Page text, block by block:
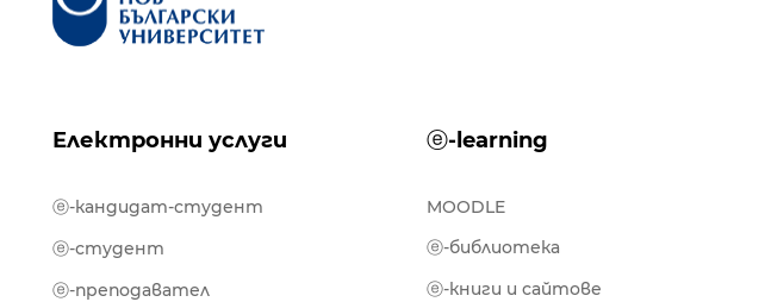
Електронни услуги ⓔ-learning
ⓔ-кандидат-студент
ⓔ-студент
ⓔ-преподавател
MOODLE
ⓔ-библиотека
ⓔ-книги и сайтове